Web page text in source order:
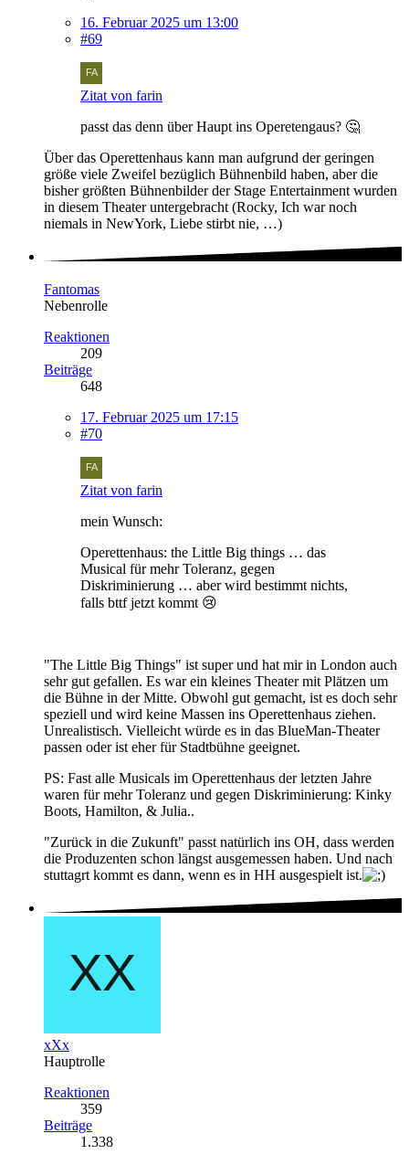
16. Februar 2025 um 13:00
#69
Zitat von farin
passt das denn über Haupt ins Operetengaus? 🤔
Über das Operettenhaus kann man aufgrund der geringen
größe viele Zweifel bezüglich Bühnenbild haben, aber die
bisher größten Bühnenbilder der Stage Entertainment wurden
in diesem Theater untergebracht (Rocky, Ich war noch
niemals in NewYork, Liebe stirbt nie, …)
Fantomas
Nebenrolle
Reaktionen
209
Beiträge
648
17. Februar 2025 um 17:15
#70
Zitat von farin
mein Wunsch:
Operettenhaus: the Little Big things … das
Musical für mehr Toleranz, gegen
Diskriminierung … aber wird bestimmt nichts,
falls bttf jetzt kommt 😢
"The Little Big Things" ist super und hat mir in London auch
sehr gut gefallen. Es war ein kleines Theater mit Plätzen um
die Bühne in der Mitte. Obwohl gut gemacht, ist es doch sehr
speziell und wird keine Massen ins Operettenhaus ziehen.
Unrealistisch. Vielleicht würde es in das BlueMan-Theater
passen oder ist eher für Stadtbühne geeignet.
PS: Fast alle Musicals im Operettenhaus der letzten Jahre
waren für mehr Toleranz und gegen Diskriminierung: Kinky
Boots, Hamilton, & Julia..
"Zurück in die Zukunft" passt natürlich ins OH, dass werden
die Produzenten schon längst ausgemessen haben. Und nach
stuttagrt kommt es dann, wenn es in HH ausgespielt ist.
xXx
Hauptrolle
Reaktionen
359
Beiträge
1.338